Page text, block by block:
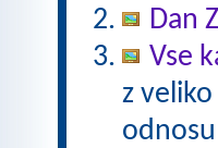
Dan
Vse
z